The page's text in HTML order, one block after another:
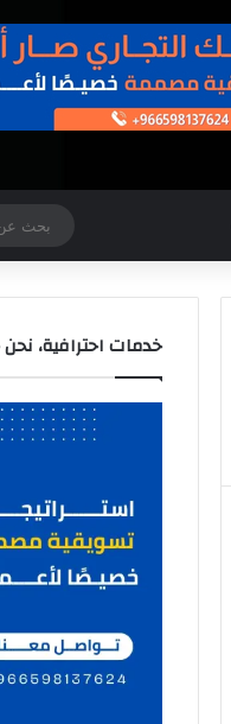
خدمات احترافية،